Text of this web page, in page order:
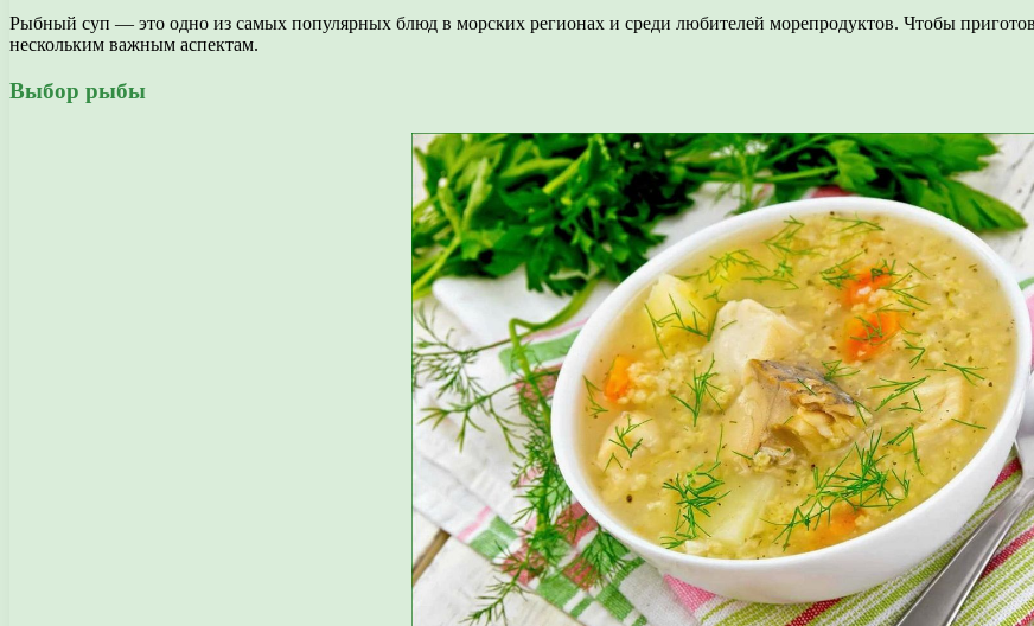
Рыбный суп — это одно из самых популярных блюд в морских регионах и среди любителей морепродуктов. Чтобы
нескольким важным аспектам.
Выбор рыбы